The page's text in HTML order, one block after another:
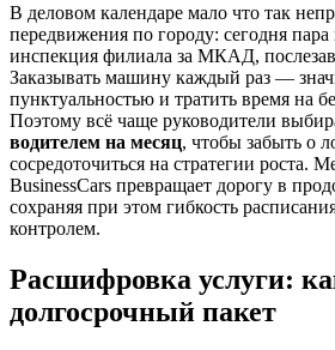
В деловом календаре мало что так
передвижения по городу: сегодня пара
инспекция филиала за МКАД,
Заказывать машину каждый раз —
пунктуальностью и тратить время на
Поэтому всё чаще руководители
водителем на месяц, чтобы забыть о
сосредоточиться на стратегии роста.
BusinessCars превращает дорогу в
сохраняя при этом гибкость
контролем.
Расшифровка услуги:
долгосрочный пакет